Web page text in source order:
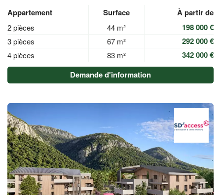
Appartement Surface À partir de
2 pièces 44 m² 198 000 €
3 pièces 67 m² 292 000 €
4 pièces 83 m²
342 000 €
Demande d'information